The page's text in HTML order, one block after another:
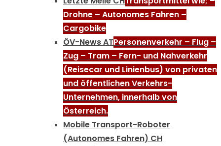
Drohne – Autonomes Fahren –
Cargobike
ÖV-News ATPersonenverkehr – Flug –
Zug – Tram – Fern- und Nahverkehr
(Reisecar und Linienbus) von privaten
und öffentlichen Verkehrs-
Unternehmen, innerhalb von
Österreich.
Mobile Transport-Roboter
(Autonomes Fahren) CH